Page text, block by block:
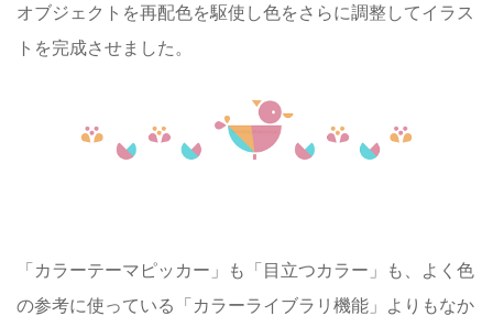
オブジェクトを再配色を駆使し色をさらに調整してイラス
トを完成させました。
「カラーテーマピッカー」も「目立つカラー」も、よく色
の参考に使っている「カラーライブラリ機能」よりもなか